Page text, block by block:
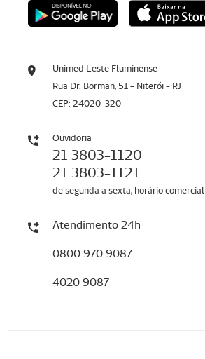
Unimed Leste Fluminense
Rua Dr. Borman, 51 - Niterói - RJ
CEP: 24020-320
Ouvidoria
21 3803-1120
21 3803-1121
de segunda a sexta, horário comercial
Atendimento 24h
0800 970 9087
4020 9087